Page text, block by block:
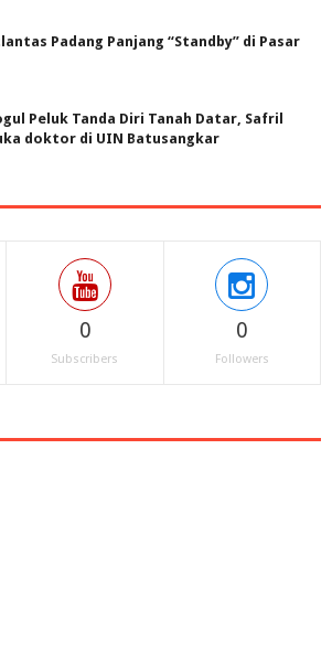
Padang Panjang “Standby” di Pasar
Peluk Tanda Diri Tanah Datar, Safril
doktor di UIN Batusangkar
0
Subscribers
0
Followers